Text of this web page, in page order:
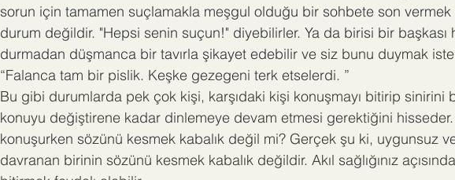
sorun için tamamen suçlamakla meşgul olduğu bir sohbete son vermek
durum değildir. "Hepsi senin suçun!" diyebilirler. Ya da birisi bir başkası
durmadan düşmanca bir tavırla şikayet edebilir ve siz bunu duymak
“Falanca tam bir pislik. Keşke gezegeni terk etselerdi. ”
Bu gibi durumlarda pek çok kişi, karşıdaki kişi konuşmayı bitirip sinirini
konuyu değiştirene kadar dinlemeye devam etmesi gerektiğini
konuşurken sözünü kesmek kabalık değil mi? Gerçek şu ki, uygunsuz
davranan birinin sözünü kesmek kabalık değildir. Akıl sağlığınız